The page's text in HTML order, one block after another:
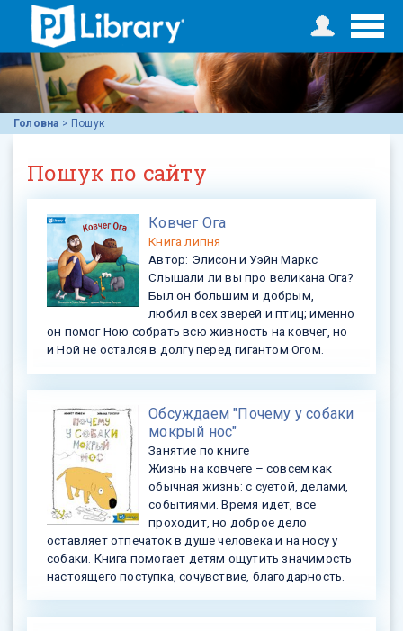
Головна > Пошук
Пошук по сайту
Ковчег Ога
Книгалипня
Автор: Элисон и Уэйн Маркс
Слышали ли вы про великана Ога?
Был он большим и добрым,
любил всех зверей и птиц; именно
он помог Ною собрать всю живность на ковчег, но
и Ной не остался в долгу перед гигантом Огом.
Обсуждаем "Почему у собаки
мокрый нос"
Занятие по книге
Жизнь на ковчеге – совсем как
обычная жизнь: с суетой, делами,
событиями. Время идет, все
проходит, но доброе дело
оставляет отпечаток в душе человека и на носу у
собаки. Книга помогает детям ощутить значимость
настоящего поступка, сочувствие, благодарность.